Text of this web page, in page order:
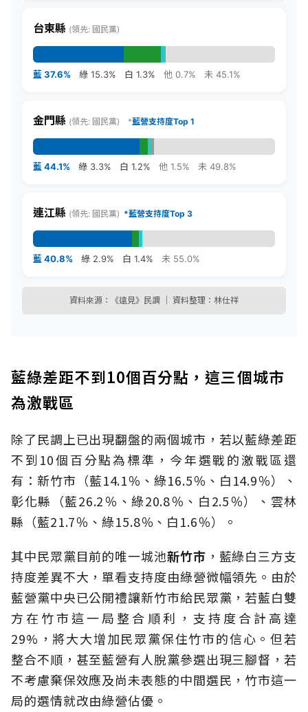
台東縣 (領先: 國民黨)
藍 37.6% 綠 15.3% 白 1.3% 他 0.7% 未 45.1%
金門縣 (領先: 國民黨) *藍營支持度Top 1
藍 44.1% 綠 3.3% 白 1.2% 他 1.5% 未 49.8%
連江縣 (領先: 國民黨) *藍營支持度Top 3
藍 40.8% 綠 2.9% 白 1.4% 未 55.0%
資料來源：《遠見》民調 ｜ 資料整理：林仕祥
藍綠差距不到10個百分點，這三個城市
為激戰區
除了民調上已出現翻盤的兩個城市，若以藍綠差距
不到10個百分點為標準，今年選戰的激戰區還
有：新竹市（藍14.1％、綠16.5％、白14.9％）、
彰化縣（藍26.2％、綠20.8％、白2.5％）、雲林
縣（藍21.7％、綠15.8％、白1.6％）。
其中民眾黨目前的唯一城池新竹市 ，藍綠白三方支
持度差異不大，單看支持度由綠營微幅領先。由於
藍營黨中央已公開禮讓新竹市給民眾黨，若藍白雙
方在竹市這一局整合順利，支持度合計高達
29%，將大大增加民眾黨保住竹市的信心。但若
整合不順，甚至藍營有人脫黨參選出現三腳督，若
不考慮棄保效應及尚未表態的中間選民，竹市這一
局的選情就改由綠營佔優。